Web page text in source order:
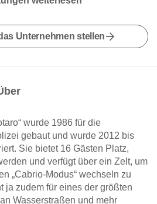
Unternehmen stellen
wurde 1986 für die
gebaut und wurde 2012 bis
Sie bietet 16 Gästen Platz,
und verfügt über ein Zelt, um
„Cabrio-Modus“ wechseln zu
ja zudem für eines der größten
Wasserstraßen und mehr